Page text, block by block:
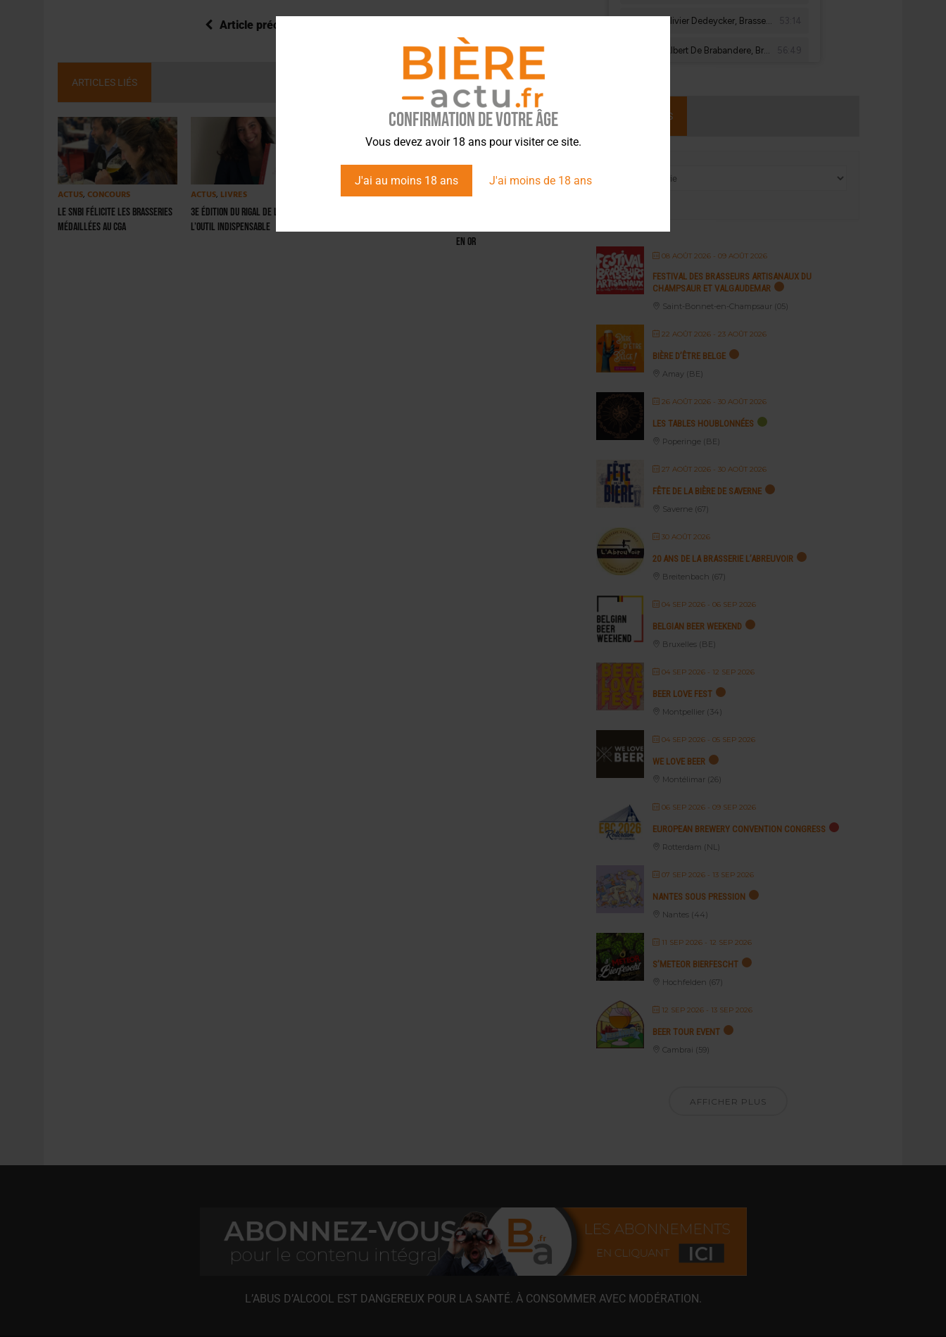
Confirmation de votre âge
Vous devez avoir 18 ans pour visiter ce site.
J'ai au moins 18 ans J'ai moins de 18 ans
Article précédent
ARTICLES LIÉS
ACTUS, CONCOURS
Le SNBi félicite les brasseries
médaillées au CGA
ACTUS, LIVRES
3e édition du Rigal de la Bière :
l’outil indispensable
ACTUS,BRASSERIES ACTUS
en Or
ÉVÉNEMENTS
08 AOÛT 2026 - 09 AOÛT 2026
FESTIVAL DES BRASSEURS ARTISANAUX DU
CHAMPSAUR ET VALGAUDEMAR
Saint-Bonnet-en-Champsaur (05)
22 AOÛT 2026 - 23 AOÛT 2026
BIÈRE D’ÊTRE BELGE
Amay (BE)
26 AOÛT 2026 - 30 AOÛT 2026
LES TABLES HOUBLONNÉES
Poperinge (BE)
27 AOÛT 2026 - 30 AOÛT 2026
FÊTE DE LA BIÈRE DE SAVERNE
Saverne (67)
30 AOÛT 2026
20 ANS DE LA BRASSERIE L’ABREUVOIR
Breitenbach (67)
04 SEP 2026 - 06 SEP 2026
BELGIAN BEER WEEKEND
Bruxelles (BE)
04 SEP 2026 - 12 SEP 2026
BEER LOVE FEST
Montpellier (34)
04 SEP 2026 - 05 SEP 2026
WE LOVE BEER
Montélimar (26)
06 SEP 2026 - 09 SEP 2026
EUROPEAN BREWERY CONVENTION CONGRESS
Rotterdam (NL)
07 SEP 2026 - 13 SEP 2026
NANTES SOUS PRESSION
Nantes (44)
11 SEP 2026 - 12 SEP 2026
S’METEOR BIERFESCHT
Hochfelden (67)
12 SEP 2026 - 13 SEP 2026
BEER TOUR EVENT
Cambrai (59)
AFFICHER PLUS
L’ABUS D’ALCOOL EST DANGEREUX POUR LA SANTÉ. À CONSOMMER AVEC MODÉRATION.